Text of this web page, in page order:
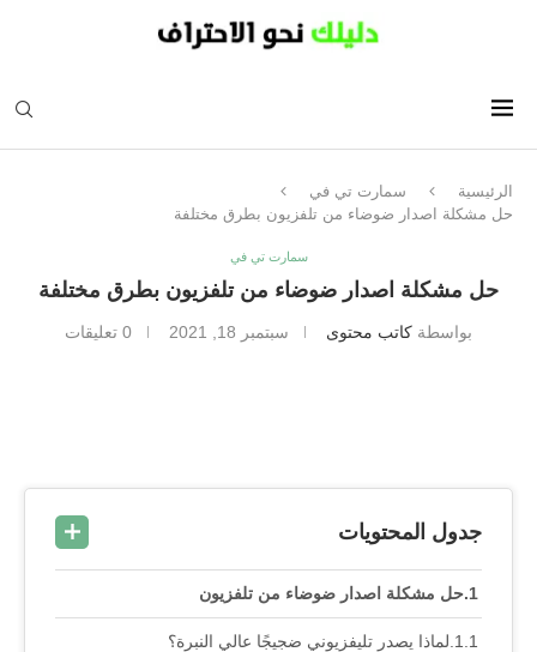
الرئيسية
سمارت تي في
حل مشكلة اصدار ضوضاء من تلفزيون بطرق مختلفة
سمارت تي في
حل مشكلة اصدار ضوضاء من تلفزيون بطرق مختلفة
بواسطة كاتب محتوى سبتمبر 18, 2021 0 تعليقات
جدول المحتويات
حل مشكلة اصدار ضوضاء من تلفزيون
لماذا يصدر تليفزيوني ضجيجًا عالي النبرة؟